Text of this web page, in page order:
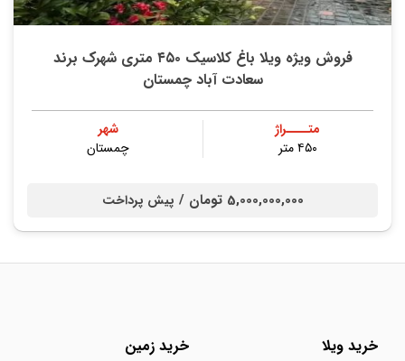
فروش ویژه ویلا باغ کلاسیک ۴۵۰ متری شهرک برند
سعادت آباد چمستان
متــــراژ
۴۵۰ متر
شهر
چمستان
5,000,000,000 تومان / پیش پرداخت
خرید ویلا خرید زمین